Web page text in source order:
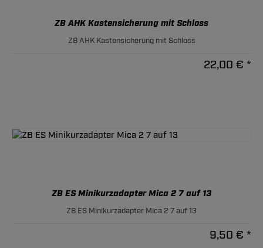
ZB AHK Kastensicherung mit Schloss
ZB AHK Kastensicherung mit Schloss
22,00 € *
ZB ES Minikurzadapter Mica 2 7 auf 13
ZB ES Minikurzadapter Mica 2 7 auf 13
9,50 € *